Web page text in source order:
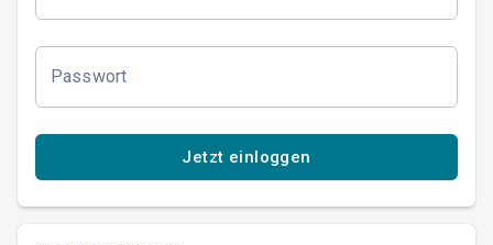
Passwort
Jetzt einloggen